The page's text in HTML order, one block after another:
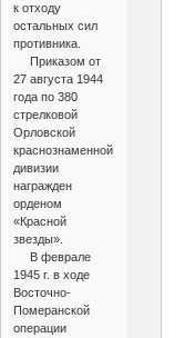
к отходу
остальных сил
противника.
Приказом от
27 августа 1944
года по 380
стрелковой
Орловской
краснознаменной
дивизии
награжден
орденом
«Красной
звезды».
В феврале
1945 г. в ходе
Восточно-
Померанской
операции